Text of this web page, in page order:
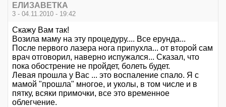
ЕЛИЗАВЕТКА
3 - 04.11.2010 - 19:42
Скажу Вам так!
Возила маму на эту процедуру.... Все ерунда...
После первого лазера нога припухла... от второй сам
врач отговорил, наверно испужался... Сказал, что
пока обострение не пройдет, болеть будет.
Левая прошла у Вас ... это воспаление спало. Я с
мамой "прошла" многое, и уколы, в том числе и в
пятку, всяки примочки, все это временное
облегчение.